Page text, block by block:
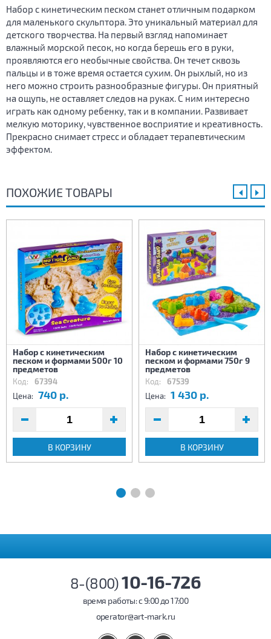
Набор с кинетическим песком станет отличным подарком
для маленького скульптора. Это уникальный материал для
детского творчества. На первый взгляд напоминает
влажный морской песок, но когда берешь его в руки,
проявляются его необычные свойства. Он течет сквозь
пальцы и в тоже время остается сухим. Он рыхлый, но из
него можно строить разнообразные фигуры. Он приятный
на ощупь, не оставляет следов на руках. С ним интересно
играть как одному ребенку, так и в компании. Развивает
мелкую моторику, чувственное восприятие и креативность.
Прекрасно снимает стресс и обладает терапевтическим
эффектом.
ПОХОЖИЕ ТОВАРЫ
Набор с кинетическим
песком и формами 500г 10
предметов
Код: 67394
Цена: 740 р.
В КОРЗИНУ
Набор с кинетическим
песком и формами 750г 9
предметов
Код: 67539
Цена: 1 430 р.
В КОРЗИНУ
8-(800)10-16-726
время работы: c 9:00 до 17:00
operator@art-mark.ru